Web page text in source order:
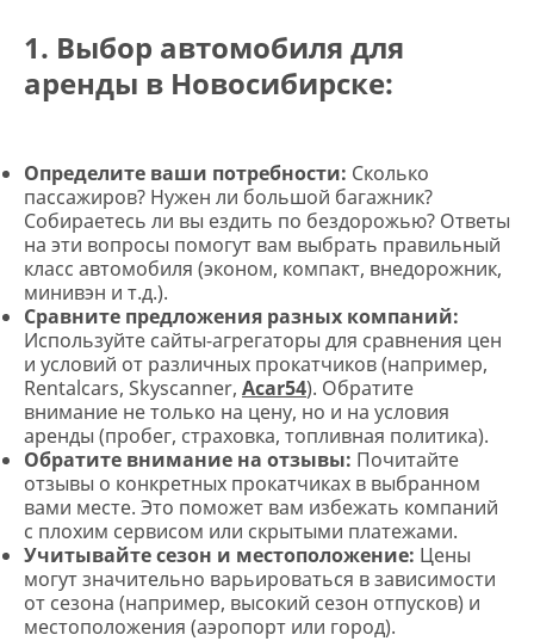
1. Выбор автомобиля для
аренды в Новосибирске:
Определите ваши потребности: Сколько
пассажиров? Нужен ли большой багажник?
Собираетесь ли вы ездить по бездорожью? Ответы
на эти вопросы помогут вам выбрать правильный
класс автомобиля (эконом, компакт, внедорожник,
минивэн и т.д.).
Сравните предложения разных компаний:
Используйте сайты-агрегаторы для сравнения цен
и условий от различных прокатчиков (например,
Rentalcars, Skyscanner, Acar54). Обратите
внимание не только на цену, но и на условия
аренды (пробег, страховка, топливная политика).
Обратите внимание на отзывы: Почитайте
отзывы о конкретных прокатчиках в выбранном
вами месте. Это поможет вам избежать компаний
с плохим сервисом или скрытыми платежами.
Учитывайте сезон и местоположение: Цены
могут значительно варьироваться в зависимости
от сезона (например, высокий сезон отпусков) и
местоположения (аэропорт или город).